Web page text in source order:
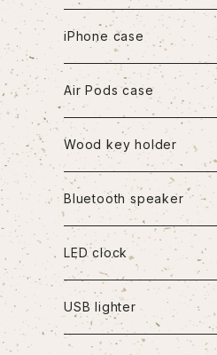
iPhone case
iPhone7/8/SE2
iPhone8Plus
iPhoneX/XS
iPhoneXR
iPhoneXS Max
Air Pods case
Wood key holder
Bluetooth speaker
LED clock
USB lighter